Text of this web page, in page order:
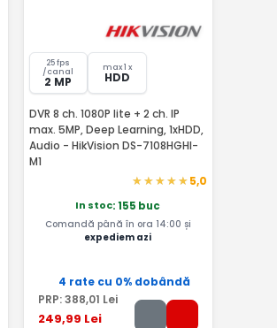
25 fps
/canal
2 MP
max 1 x
HDD
DVR 8 ch. 1080P lite + 2 ch. IP
max. 5MP, Deep Learning, 1xHDD,
Audio - HikVision DS-7108HGHI-
M1
5,0
In stoc: 155 buc
Comandă până în ora 14:00 și
expediem azi
4 rate cu 0% dobândă
PRP:388,01 Lei
249,99 Lei